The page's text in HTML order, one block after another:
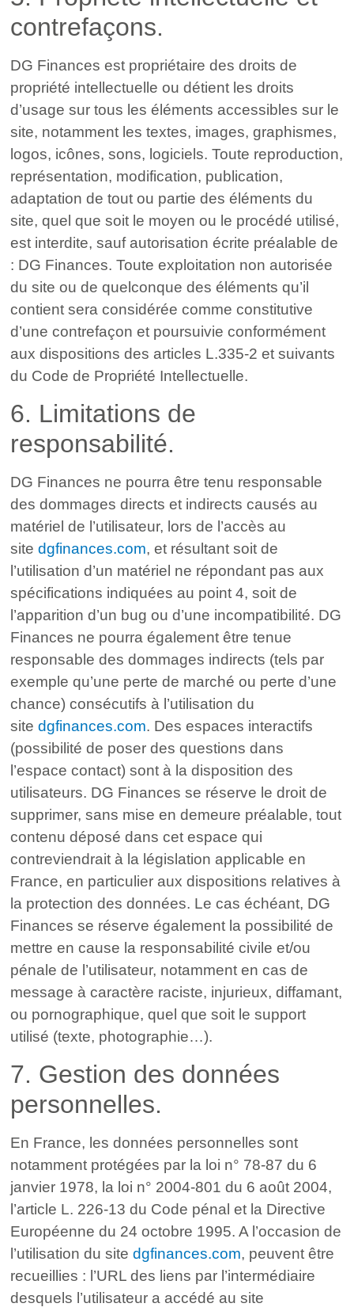
contrefaçons.
DG Finances est propriétaire des droits de
propriété intellectuelle ou détient les droits
d’usage sur tous les éléments accessibles sur le
site, notamment les textes, images, graphismes,
logos, icônes, sons, logiciels. Toute reproduction,
représentation, modification, publication,
adaptation de tout ou partie des éléments du
site, quel que soit le moyen ou le procédé utilisé,
est interdite, sauf autorisation écrite préalable de
: DG Finances. Toute exploitation non autorisée
du site ou de quelconque des éléments qu’il
contient sera considérée comme constitutive
d’une contrefaçon et poursuivie conformément
aux dispositions des articles L.335-2 et suivants
du Code de Propriété Intellectuelle.
6. Limitations de
responsabilité.
DG Finances ne pourra être tenu responsable
des dommages directs et indirects causés au
matériel de l’utilisateur, lors de l’accès au
sitedgfinances.com, et résultant soit de
l’utilisation d’un matériel ne répondant pas aux
spécifications indiquées au point 4, soit de
l’apparition d’un bug ou d’une incompatibilité. DG
Finances ne pourra également être tenue
responsable des dommages indirects (tels par
exemple qu’une perte de marché ou perte d’une
chance) consécutifs à l’utilisation du
sitedgfinances.com. Des espaces interactifs
(possibilité de poser des questions dans
l’espace contact) sont à la disposition des
utilisateurs. DG Finances se réserve le droit de
supprimer, sans mise en demeure préalable, tout
contenu déposé dans cet espace qui
contreviendrait à la législation applicable en
France, en particulier aux dispositions relatives à
la protection des données. Le cas échéant, DG
Finances se réserve également la possibilité de
mettre en cause la responsabilité civile et/ou
pénale de l’utilisateur, notamment en cas de
message à caractère raciste, injurieux, diffamant,
ou pornographique, quel que soit le support
utilisé (texte, photographie…).
7. Gestion des données
personnelles.
En France, les données personnelles sont
notamment protégées par la loi n° 78-87 du 6
janvier 1978, la loi n° 2004-801 du 6 août 2004,
l’article L. 226-13 du Code pénal et la Directive
Européenne du 24 octobre 1995. A l’occasion de
l’utilisation du sitedgfinances.com, peuvent être
recueillies : l’URL des liens par l’intermédiaire
desquels l’utilisateur a accédé au site